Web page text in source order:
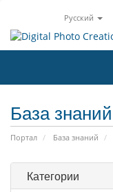
Русский
База знаний
Портал База знаний
Категории